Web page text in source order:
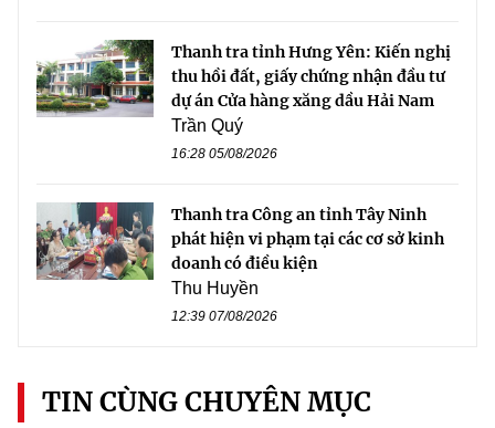
Thanh tra tỉnh Hưng Yên: Kiến nghị
thu hồi đất, giấy chứng nhận đầu tư
dự án Cửa hàng xăng dầu Hải Nam
Trần Quý
16:28 05/08/2026
Thanh tra Công an tỉnh Tây Ninh
phát hiện vi phạm tại các cơ sở kinh
doanh có điều kiện
Thu Huyền
12:39 07/08/2026
TIN CÙNG CHUYÊN MỤC